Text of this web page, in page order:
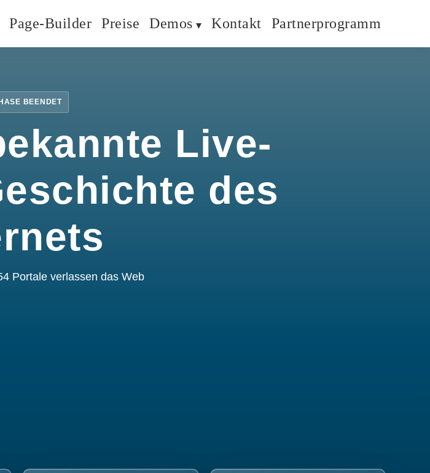
Page-Builder Preise Demos Kontakt Partnerprogramm
BEENDET
Live-
des
Portale verlassen das Web